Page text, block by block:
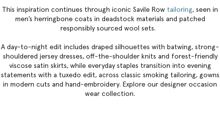
This inspiration continues through iconic Savile Row tailoring, seen in
men’s herringbone coats in deadstock materials and patched
responsibly sourced wool sets.
A day-to-night edit includes draped silhouettes with batwing, strong-
shouldered jersey dresses, off-the-shoulder knits and forest-friendly
viscose satin skirts, while everyday staples transition into evening
statements with a tuxedo edit, across classic smoking tailoring, gowns
in modern cuts and hand-embroidery. Explore our designer occasion
wear collection.